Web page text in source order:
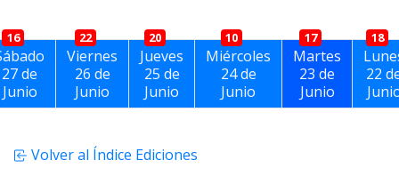
16
27 de
Junio
22
Viernes
26 de
Junio
20
Jueves
25 de
Junio
10
Miércoles
24 de
Junio
17
Martes
23 de
Junio
18
22
Volver al Índice Ediciones